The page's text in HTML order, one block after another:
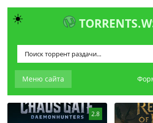
Меню сайта
2.8
☀️